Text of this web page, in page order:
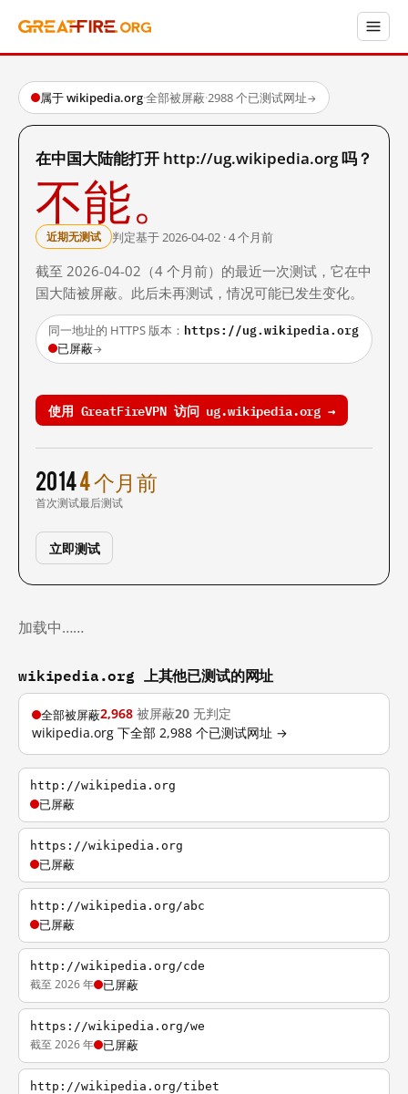
属于 wikipedia.org·全部被屏蔽·2988 个已测试网址→
在中国大陆能打开 http://ug.wikipedia.org 吗？
不能。
近期无测试 判定基于 2026-04-02 · 4 个月前
截至 2026-04-02（4 个月前）的最近一次测试，它在中
国大陆被屏蔽。此后未再测试，情况可能已发生变化。
同一地址的 HTTPS 版本： https://ug.wikipedia.org
已屏蔽→
使用 GreatFireVPN 访问 ug.wikipedia.org →
2014
首次测试
4 个月前
最后测试
立即测试
加载中……
wikipedia.org 上其他已测试的网址
全部被屏蔽2,968 被屏蔽20 无判定
wikipedia.org 下全部 2,988 个已测试网址 →
http://wikipedia.org
已屏蔽
https://wikipedia.org
已屏蔽
http://wikipedia.org/abc
已屏蔽
http://wikipedia.org/cde
截至 2026 年 已屏蔽
https://wikipedia.org/we
截至 2026 年 已屏蔽
http://wikipedia.org/tibet